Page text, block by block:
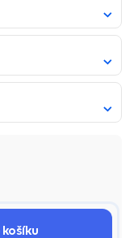
košíku